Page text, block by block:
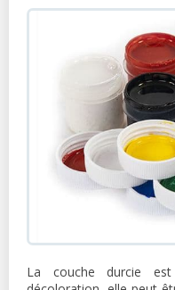
La couche durcie